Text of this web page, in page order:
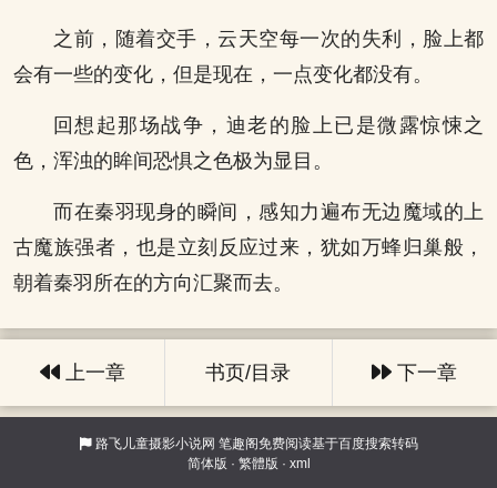
之前，随着交手，云天空每一次的失利，脸上都
会有一些的变化，但是现在，一点变化都没有。
回想起那场战争，迪老的脸上已是微露惊悚之
色，浑浊的眸间恐惧之色极为显目。
而在秦羽现身的瞬间，感知力遍布无边魔域的上
古魔族强者，也是立刻反应过来，犹如万蜂归巢般，
朝着秦羽所在的方向汇聚而去。
上一章 书页/目录 下一章
路飞儿童摄影小说网 笔趣阁免费阅读基于百度搜索转码
简体版 · 繁體版 · xml